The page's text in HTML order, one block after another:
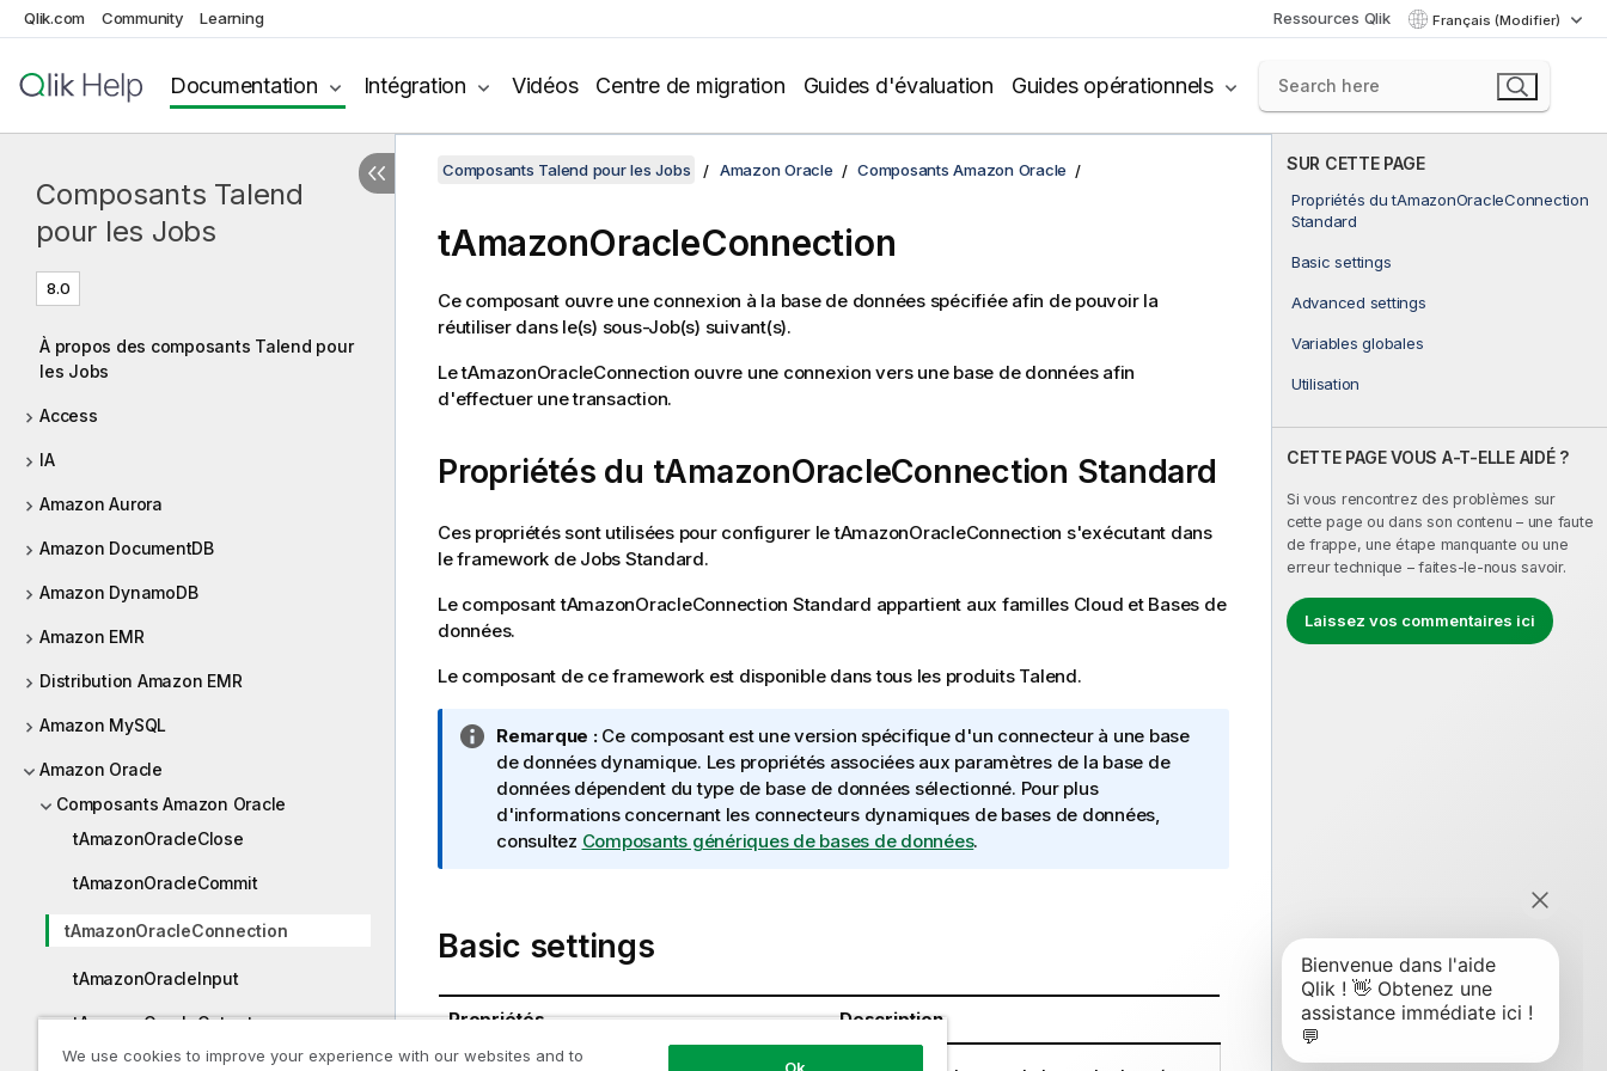
Qlik.com Community Learning Ressources Qlik Français (Modifier)
Documentation Intégration Vidéos Centre de migration Guides d'évaluation Guides opérationnels
Composants Talend
pour les Jobs
8.0
À propos des composants Talend pour
les Jobs
Access
IA
Amazon Aurora
Amazon DocumentDB
Amazon DynamoDB
Amazon EMR
Distribution Amazon EMR
Amazon MySQL
Amazon Oracle
Composants Amazon Oracle
tAmazonOracleClose
tAmazonOracleCommit
tAmazonOracleConnection
tAmazonOracleInput
tAmazonOracleOutput
tAmazonOracleRollback
SUR CETTE PAGE
Propriétés du tAmazonOracleConnection
Standard
Basic settings
Advanced settings
Variables globales
Utilisation
CETTE PAGE VOUS A-T-ELLE AIDÉ ?
Si vous rencontrez des problèmes sur
cette page ou dans son contenu – une faute
de frappe, une étape manquante ou une
erreur technique – faites-le-nous savoir.
Laissez vos commentaires ici
Composants Talend pour les Jobs Amazon Oracle Composants Amazon Oracle
tAmazonOracleConnection
Ce composant ouvre une connexion à la base de données spécifiée afin de pouvoir la
réutiliser dans le(s) sous-Job(s) suivant(s).
LetAmazonOracleConnection ouvre une connexion vers une base de données afin
d'effectuer une transaction.
Propriétés du tAmazonOracleConnection Standard
Ces propriétés sont utilisées pour configurer letAmazonOracleConnection s'exécutant dans
le framework de Jobs Standard.
Le composanttAmazonOracleConnection Standard appartient aux familles Cloud et Bases de
données.
Le composant de ce framework est disponible dans tous les produits Talend.
N
o
t
e
I
r
a
t
i
Remarque :Ce composant est une version spécifique d'un connecteur à une base
de données dynamique. Les propriétés associées aux paramètres de la base de
données dépendent du type de base de données sélectionné. Pour plus
d'informations concernant les connecteurs dynamiques de bases de données,
consultez Composants génériques de bases de données.
Basic settings
Propriétés Description
We use cookies to improve your experience with our websites and to